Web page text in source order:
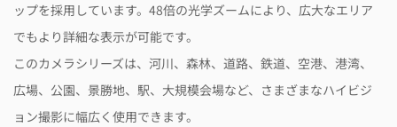
ップを採用しています。48倍の光学ズームにより、広大なエリア
でもより詳細な表示が可能です。
このカメラシリーズは、河川、森林、道路、鉄道、空港、港湾、
広場、公園、景勝地、駅、大規模会場など、さまざまなハイビジ
ョン撮影に幅広く使用できます。